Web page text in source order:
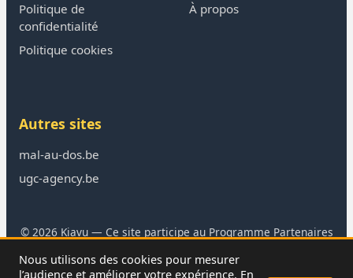
Politique de
confidentialité
Politique cookies
À propos
Autres sites
mal-au-dos.be
ugc-agency.be
© 2026 Kiavu — Ce site participe au Programme Partenaires
En tant que Partenaire Amazon, je réalise un bénéfice sur les
Nous utilisons des cookies pour mesurer
l’audience et améliorer votre expérience. En